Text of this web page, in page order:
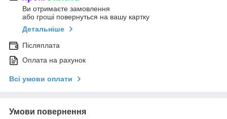
Ви отримаєте замовлення
або гроші повернуться на вашу картку
Детальніше
Післяплата
Оплата на рахунок
Всі умови оплати
Умови повернення